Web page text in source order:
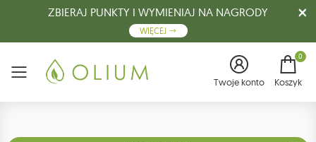
ZBIERAJ PUNKTY I WYMIENIAJ NA NAGRODY
WIĘCEJ
Menu Twoje konto
0
Koszyk